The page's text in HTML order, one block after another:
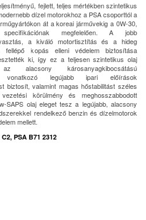
fejlett, teljes mértékben szintetikus
dízel motorokhoz a PSA csoporttól a
át a koreai járművekig a 0W-30,
megfelelően. A jobb
a kiváló motortisztítás és a hideg
fellépő kopás elleni védelem biztosítása
ki, így ez a teljesen szintetikus olaj
alacsony károsanyagkibocsátású
vonatkozó legújabb ipari előírások
biztosít, valamint magas hőstabilitást széles
körülmény és meghosszabbodott
SAPS olaj eleget tesz a legújabb, alacsony
rendelkező benzin és dízelmotorok
mellett.
PSA B71 2312